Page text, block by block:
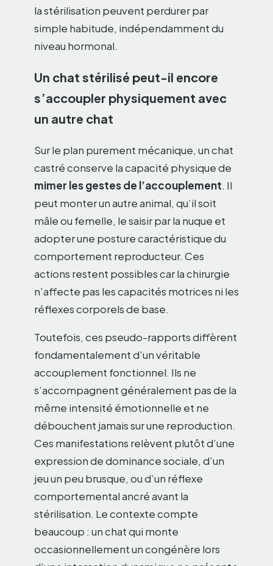
la stérilisation peuvent perdurer par
simple habitude, indépendamment du
niveau hormonal.
Un chat stérilisé peut-il encore
s’accoupler physiquement avec
un autre chat
Sur le plan purement mécanique, un chat
castré conserve la capacité physique de
mimer les gestes de l’accouplement. Il
peut monter un autre animal, qu’il soit
mâle ou femelle, le saisir par la nuque et
adopter une posture caractéristique du
comportement reproducteur. Ces
actions restent possibles car la chirurgie
n’affecte pas les capacités motrices ni les
réflexes corporels de base.
Toutefois, ces pseudo-rapports diffèrent
fondamentalement d’un véritable
accouplement fonctionnel. Ils ne
s’accompagnent généralement pas de la
même intensité émotionnelle et ne
débouchent jamais sur une reproduction.
Ces manifestations relèvent plutôt d’une
expression de dominance sociale, d’un
jeu un peu brusque, ou d’un réflexe
comportemental ancré avant la
stérilisation. Le contexte compte
beaucoup : un chat qui monte
occasionnellement un congénère lors